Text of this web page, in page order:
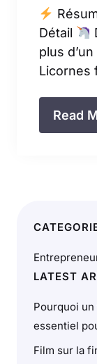
Détail
plus
Licornes
Read
LATEST
Pourquoi
essentiel
Film sur la